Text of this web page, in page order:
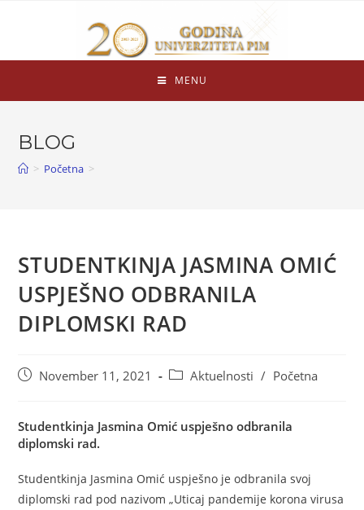
MENU
BLOG
> Početna >
STUDENTKINJA JASMINA OMIĆ
USPJEŠNO ODBRANILA
DIPLOMSKI RAD
November 11, 2021 Aktuelnosti / Početna
Studentkinja Jasmina Omić uspješno odbranila
diplomski rad.
Studentkinja Jasmina Omić uspješno je odbranila svoj
diplomski rad pod nazivom „Uticaj pandemije korona virusa